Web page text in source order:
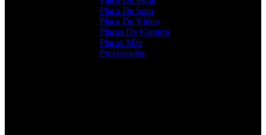
Placa De Som
Placa De Vídeo
Placas De Captura
Placas Mãe
Processador